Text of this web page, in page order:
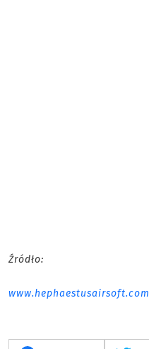
Źródło:
www.hephaestusairsoft.com